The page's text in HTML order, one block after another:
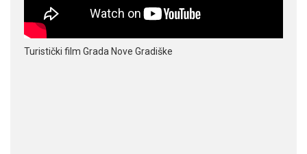
Turistički film Grada Nove Gradiške